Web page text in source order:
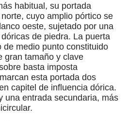
habitual, su portada
cuyo amplio pórtico se
oeste, sujetado por una
de piedra. La puerta
de medio punto constituido
gran tamaño y clave
basta imposta
esta portada dos
capitel de influencia dórica.
una entrada secundaria, más